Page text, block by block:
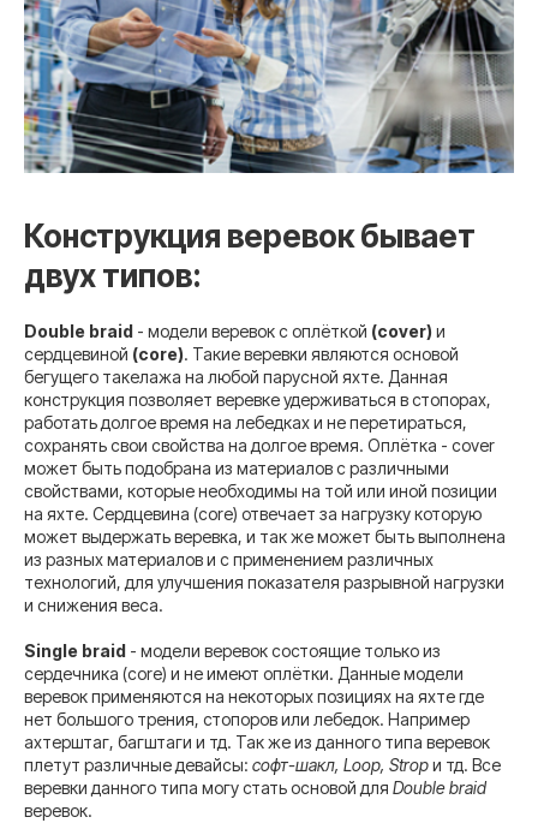
Конструкция веревок бывает
двух типов:
Double braid - модели веревок с оплёткой (cover) и
сердцевиной (core). Такие веревки являются основой
бегущего такелажа на любой парусной яхте. Данная
конструкция позволяет веревке удерживаться в стопорах,
работать долгое время на лебедках и не перетираться,
сохранять свои свойства на долгое время. Оплётка - cover
может быть подобрана из материалов с различными
свойствами, которые необходимы на той или иной позиции
на яхте. Сердцевина (core) отвечает за нагрузку которую
может выдержать веревка, и так же может быть выполнена
из разных материалов и с применением различных
технологий, для улучшения показателя разрывной нагрузки
и снижения веса.
Single braid - модели веревок состоящие только из
сердечника (core) и не имеют оплётки. Данные модели
веревок применяются на некоторых позициях на яхте где
нет большого трения, стопоров или лебедок. Например
ахтерштаг, багштаги и тд. Так же из данного типа веревок
плетут различные девайсы: софт-шакл, Loop, Stropи тд. Все
веревки данного типа могу стать основой для Double braid
веревок.